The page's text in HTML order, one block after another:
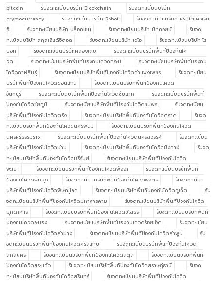
bitcoin
รับจดทะเบียนบริษัท Blockchain
รับจดทะเบียนบริษัท
cryptocurrency
รับจดทะเบียนบริษัท Robot
รับจดทะเบียนบริษัท คริปโตเคอเรน
ซี่
รับจดทะเบียนบริษัท บล็อกเชน รับจดทะเบียนบริษัท บิทคอยน์
รับจด
ทะเบียนบริษัท สกุลเงินดิจิตอล
รับจดทะเบียนบริษัท เอไอ
รับจดทะเบียนบริษัท โร
บอท
รับจดทะเบียนบริษัทคลองเตย
รับจดทะเบียนบริษัทพื้นทีป้องกันโค
วิด
รับจดทะเบียนบริษัทพื้นทีป้องกันโควิดกระบี่
รับจดทะเบียนบริษัทพื้นทีป้องกัน
โควิดกาฬสินธุ์
รับจดทะเบียนบริษัทพื้นทีป้องกันโควิดกำแพงเพชร
รับจดทะเบียน
บริษัทพื้นทีป้องกันโควิดขอนแก่น
รับจดทะเบียนบริษัทพื้นทีป้องกันโควิด
จันทบุรี
รับจดทะเบียนบริษัทพื้นทีป้องกันโควิดชัยนาท
รับจดทะเบียนบริษัทพื้นที
ป้องกันโควิดชัยภูมิ
รับจดทะเบียนบริษัทพื้นทีป้องกันโควิดชุมพร
รับจดทะเบียน
บริษัทพื้นทีป้องกันโควิดตรัง
รับจดทะเบียนบริษัทพื้นทีป้องกันโควิดตราด
รับจด
ทะเบียนบริษัทพื้นทีป้องกันโควิดนครพนม
รับจดทะเบียนบริษัทพื้นทีป้องกันโควิด
นครศรีธรรมราช
รับจดทะเบียนบริษัทพื้นทีป้องกันโควิดนครสวรรค์
รับจดทะเบียน
บริษัทพื้นทีป้องกันโควิดน่าน
รับจดทะเบียนบริษัทพื้นทีป้องกันโควิดบึงกาฬ
รับจด
ทะเบียนบริษัทพื้นทีป้องกันโควิดบุรีรัมย์
รับจดทะเบียนบริษัทพื้นทีป้องกันโควิด
พะเยา
รับจดทะเบียนบริษัทพื้นทีป้องกันโควิดพังงา
รับจดทะเบียนบริษัทพื้นที
ป้องกันโควิดพัทลุง
รับจดทะเบียนบริษัทพื้นทีป้องกันโควิดพิจิตร
รับจดทะเบียน
บริษัทพื้นทีป้องกันโควิดพิษณุโลก
รับจดทะเบียนบริษัทพื้นทีป้องกันโควิดภูเก็ต
รับ
จดทะเบียนบริษัทพื้นทีป้องกันโควิดมหาสารคาม
รับจดทะเบียนบริษัทพื้นทีป้องกันโควิด
มุกดาหาร
รับจดทะเบียนบริษัทพื้นทีป้องกันโควิดยโสธร
รับจดทะเบียนบริษัทพื้นที
ป้องกันโควิดระนอง
รับจดทะเบียนบริษัทพื้นทีป้องกันโควิดร้อยเอ็ด
รับจดทะเบียน
บริษัทพื้นทีป้องกันโควิดลำปาง
รับจดทะเบียนบริษัทพื้นทีป้องกันโควิดลำพูน
รับ
จดทะเบียนบริษัทพื้นทีป้องกันโควิดศรีสะเกษ
รับจดทะเบียนบริษัทพื้นทีป้องกันโควิด
สกลนคร
รับจดทะเบียนบริษัทพื้นทีป้องกันโควิดสตูล
รับจดทะเบียนบริษัทพื้นที
ป้องกันโควิดสระแก้ว
รับจดทะเบียนบริษัทพื้นทีป้องกันโควิดสุราษฎ์ธานี
รับจด
ทะเบียนบริษัทพื้นทีป้องกันโควิดสุรินทร์
รับจดทะเบียนบริษัทพื้นทีป้องกันโควิด